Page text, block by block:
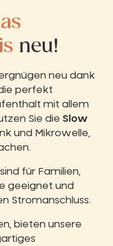
neu!
neu dank
perfekt
mit allem
Sie die Slow
und Mikrowelle,
für Familien,
geeignet und
Stromanschluss.
bieten unsere